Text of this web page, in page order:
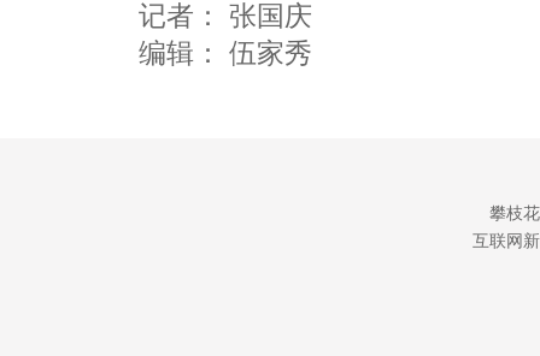
记者： 张国庆
编辑： 伍家秀
攀枝
互联网